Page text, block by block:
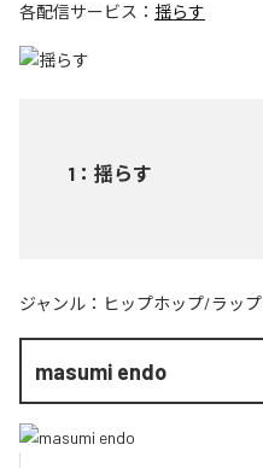
各配信サービス： 揺らす
1 ： 揺らす
ジャンル： ヒップホップ/ラップ
masumi endo